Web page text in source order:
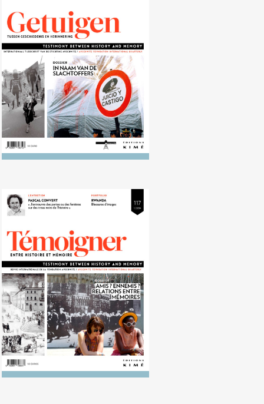
Nr. 118 (09/2014) Dictatuur en
terreur in Argentinië, Chili en
Uruguay
Nr. 117 (03/2013) Hoe
herinneringen zich tot elkaar
verhouden